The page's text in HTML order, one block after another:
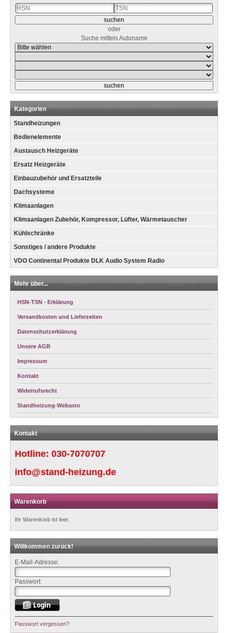
oder
Suche mittels Autoname
Kategorien
Standheizungen
Bedienelemente
Austausch Heizgeräte
Ersatz Heizgeräte
Einbauzubehör und Ersatzteile
Dachsysteme
Klimaanlagen
Klimaanlagen Zubehör, Kompressor, Lüfter, Wärmetauscher
Kühlschränke
Sonstiges / andere Produkte
VDO Continental Produkte DLK Audio System Radio
Mehr über...
HSN-TSN - Erklärung
Versandkosten und Lieferzeiten
Datenschutzerklärung
Unsere AGB
Impressum
Kontakt
Widerrufsrecht
Standheizung-Webasto
Kontakt
Hotline: 030-7070707
info@stand-heizung.de
Warenkorb
Ihr Warenkorb ist leer.
Willkommen zurück!
E-Mail-Adresse:
Passwort:
Passwort vergessen?